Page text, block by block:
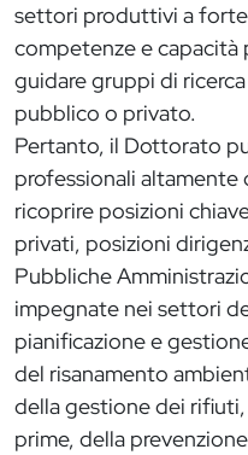
settori produttivi a
competenze e capacità
guidare gruppi di
pubblico o privato.
Pertanto, il Dottorato
professionali altamente
ricoprire posizioni
privati, posizioni
Pubbliche
impegnate nei settori
pianificazione e
del risanamento
della gestione dei
prime, della